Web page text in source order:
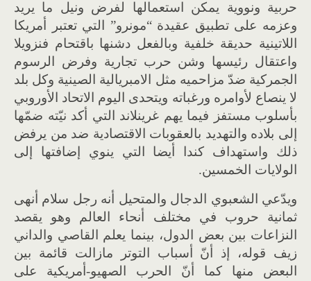
حربية ونووية يمكن استعمالها لفرض ونيل ما يريد
وعزمه على تطبيق عقيدة “مونرو” التي تعتبر أمريكا
اللاتينية حديقة خلفية وبالفعل دشنها باقتحام فنزويلا
واعتقال رئيسها وشن حرب تجارية وفرض الرسوم
الجمركية ضدّ مزاحميه مثل الامبريالية الصينية وكل بلد
لا ينصاع لأوامره ورغباته ويتحدى اليوم الاتحاد الأوروبي
بأسلوب مستفز فيما يهم غرينلاند التي أكد نيّته ضمّها
إلى بلاده والتهديد بالعقوبات الاقتصادية ضد من يرفض
ذلك واستهداف كندا أيضا التي ينوي إضافتها إلى
الولايات الخمسين.
ويدّعي الشعبوي الدجال والمتحيل أنه رجل سلام أنهى
ثمانية حروب في مختلف أنحاء العالم وهو يقصد
النزاعات بين بعض الدول، بينما يعلم القاصي والداني
زيف قوله، إذ أنّ أسباب التوتر مازالت قائمة بين
البعض منها كما أنّ الحرب الصهيو-أمريكية على